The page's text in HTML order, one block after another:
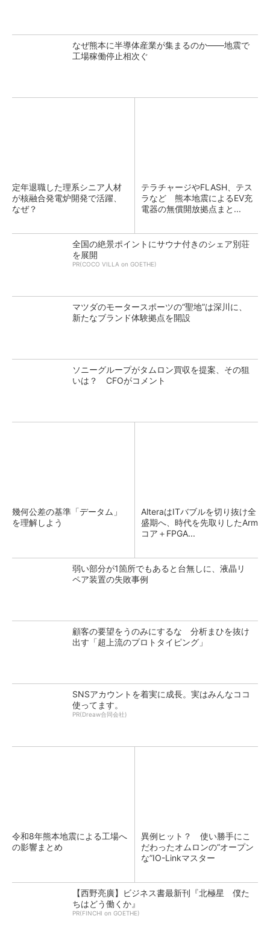
なぜ熊本に半導体産業が集まるのか――地震で
工場稼働停止相次ぐ
定年退職した理系シニア人材
が核融合発電炉開発で活躍、
なぜ？
テラチャージやFLASH、テス
ラなど 熊本地震によるEV充
電器の無償開放拠点まと...
全国の絶景ポイントにサウナ付きのシェア別荘
を展開
PR(COCO VILLA on GOETHE)
マツダのモータースポーツの“聖地”は深川に、
新たなブランド体験拠点を開設
ソニーグループがタムロン買収を提案、その狙
いは？ CFOがコメント
幾何公差の基準「データム」
を理解しよう
AlteraはITバブルを切り抜け全
盛期へ、時代を先取りしたArm
コア＋FPGA...
弱い部分が1箇所でもあると台無しに、液晶リ
ペア装置の失敗事例
顧客の要望をうのみにするな 分析まひを抜け
出す「超上流のプロトタイピング」
SNSアカウントを着実に成長。実はみんなココ
使ってます。
PR(Dreaw合同会社)
令和8年熊本地震による工場へ
の影響まとめ
異例ヒット？ 使い勝手にこ
だわったオムロンの“オープン
な”IO-Linkマスター
【西野亮廣】ビジネス書最新刊『北極星 僕た
ちはどう働くか』
PR(FINCHI on GOETHE)